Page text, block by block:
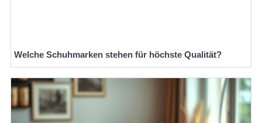
Welche Schuhmarken stehen für höchste Qualität?